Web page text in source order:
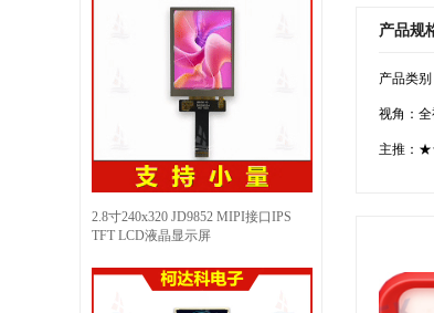
2.8寸240x320 JD9852 MIPI接口IPS
TFT LCD液晶显示屏
产品规
产品类
视角：全
主推：